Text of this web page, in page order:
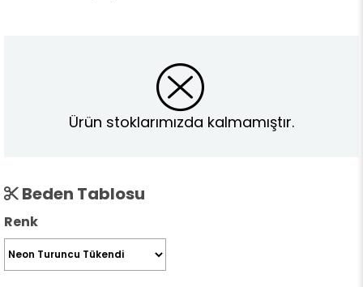
Ürün stoklarımızda kalmamıştır.
Beden Tablosu
Renk